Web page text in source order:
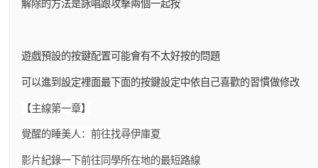
解除的方法是詠唱跟攻擊兩個一起按
遊戲預設的按鍵配置可能會有不太好按的問題
可以進到設定裡面最下面的按鍵設定中依自己喜歡的習慣做修改
【主線第一章】
覺醒的睡美人：前往找尋伊庫夏
影片紀錄一下前往同學所在地的最短路線